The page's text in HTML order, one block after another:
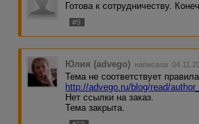
Готова к сотрудничеству.
#9
Юлия (advego) написала
Тема не соответствует
http://advego.ru/blog/read/
Нет ссылки на заказ.
Тема закрыта.